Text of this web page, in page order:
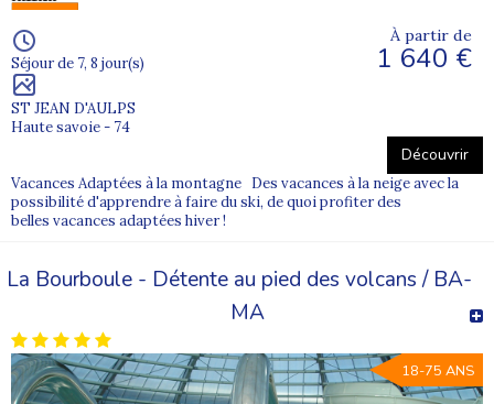
Séjour de 7, 8 jour(s)
ST JEAN D'AULPS
Haute savoie - 74
À partir de
1 640 €
Découvrir
Vacances Adaptées à la montagne Des vacances à la neige avec la
possibilité d'apprendre à faire du ski, de quoi profiter des
belles vacances adaptées hiver !
La Bourboule - Détente au pied des volcans / BA-
MA
18-75 ANS